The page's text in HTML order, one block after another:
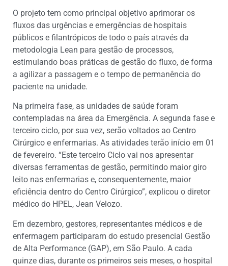
O projeto tem como principal objetivo aprimorar os
fluxos das urgências e emergências de hospitais
públicos e filantrópicos de todo o país através da
metodologia Lean para gestão de processos,
estimulando boas práticas de gestão do fluxo, de forma
a agilizar a passagem e o tempo de permanência do
paciente na unidade.
Na primeira fase, as unidades de saúde foram
contempladas na área da Emergência. A segunda fase e
terceiro ciclo, por sua vez, serão voltados ao Centro
Cirúrgico e enfermarias. As atividades terão início em 01
de fevereiro. “Este terceiro Ciclo vai nos apresentar
diversas ferramentas de gestão, permitindo maior giro
leito nas enfermarias e, consequentemente, maior
eficiência dentro do Centro Cirúrgico”, explicou o diretor
médico do HPEL, Jean Velozo.
Em dezembro, gestores, representantes médicos e de
enfermagem participaram do estudo presencial Gestão
de Alta Performance (GAP), em São Paulo. A cada
quinze dias, durante os primeiros seis meses, o hospital